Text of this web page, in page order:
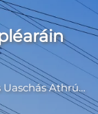
Athrú Mhachnaimh